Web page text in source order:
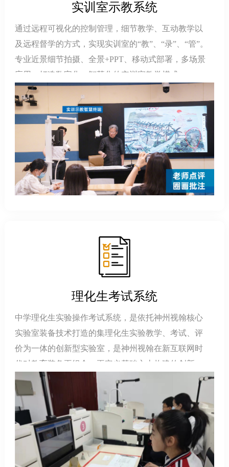
实训室示教系统
通过远程可视化的控制管理，细节教学、互动教学以
及远程督学的方式，实现实训室的“教”、“录”、“管”。
专业近景细节拍摄、全景+PPT、移动式部署，多场景
应用，打造数字化、智慧化的实训室教学模式
理化生考试系统
中学理化生实验操作考试系统，是依托神州视翰核心
实验室装备技术打造的集理化生实验教学、考试、评
价为一体的创新型实验室，是神州视翰在新互联网时
代对教育装备再组合、再定义基础之上构建的创新解
决方案。系统主要由平台系统、核心终端、网络硬
件、其他基础设施、配套仪器设备配置组成